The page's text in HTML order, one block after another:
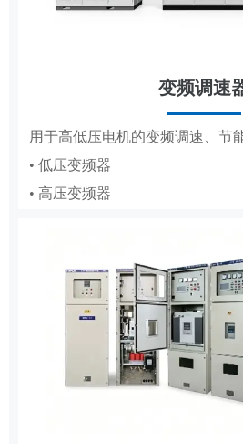
变频调速
用于高低压电机的变频调速、节
• 低压变频器
• 高压变频器
DCS
适配纸浆造纸、水利工程的集散
• 纸浆造纸DCS
分布式储能，满足企业峰谷节电